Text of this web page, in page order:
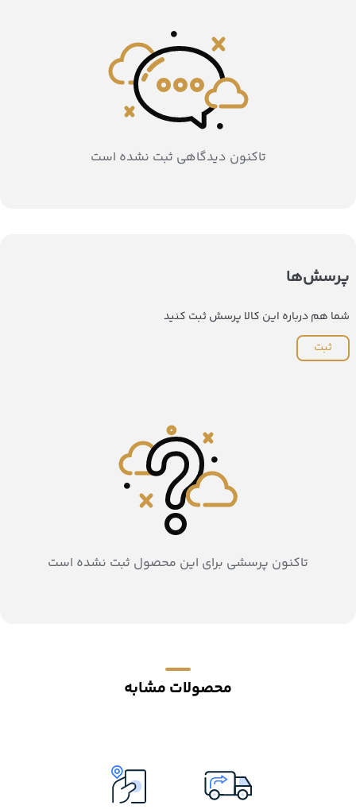
تاکنون دیدگاهی ثبت نشده است
پرسش‌ها
شما هم درباره این کالا پرسش ثبت کنید
ثبت
تاکنون پرسشی برای این محصول ثبت نشده است
محصولات مشابه